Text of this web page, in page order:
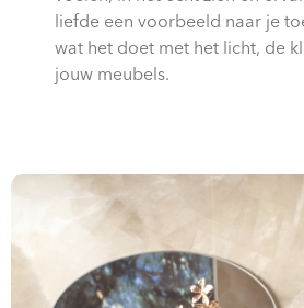
liefde een voorbeeld naar je
wat het doet met het licht, de
jouw meubels.